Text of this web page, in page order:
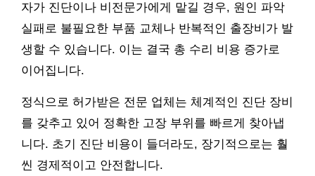
자가 진단이나 비전문가에게 맡길 경우, 원인 파악
실패로 불필요한 부품 교체나 반복적인 출장비가 발
생할 수 있습니다. 이는 결국 총 수리 비용 증가로
이어집니다.
정식으로 허가받은 전문 업체는 체계적인 진단 장비
를 갖추고 있어 정확한 고장 부위를 빠르게 찾아냅
니다. 초기 진단 비용이 들더라도, 장기적으로는 훨
씬 경제적이고 안전합니다.